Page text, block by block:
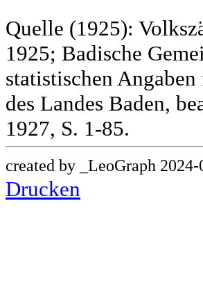
Quelle (1925):
1925; Badische
statistischen
des Landes Baden,
1927, S. 1-85.
created by _LeoGraph
Drucken